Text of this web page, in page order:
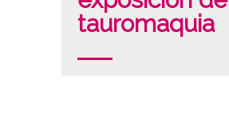
tauromaquia